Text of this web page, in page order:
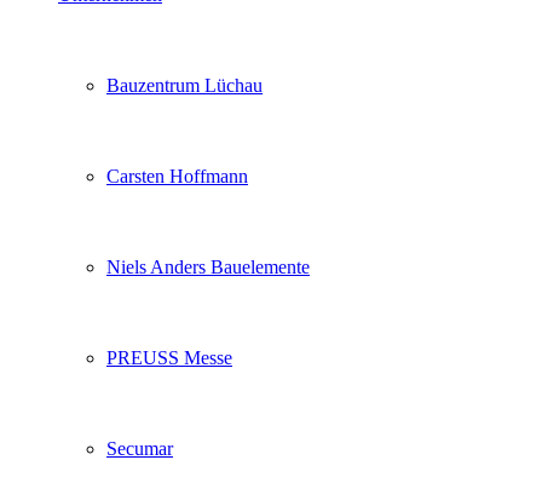
Bauzentrum Lüchau
Carsten Hoffmann
Niels Anders Bauelemente
PREUSS Messe
Secumar